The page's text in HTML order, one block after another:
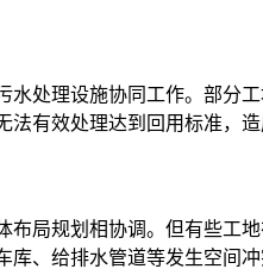
水处理设施协同工作。部分
有效处理达到回用标准，
局规划相协调。但有些工
、给排水管道等发生空间